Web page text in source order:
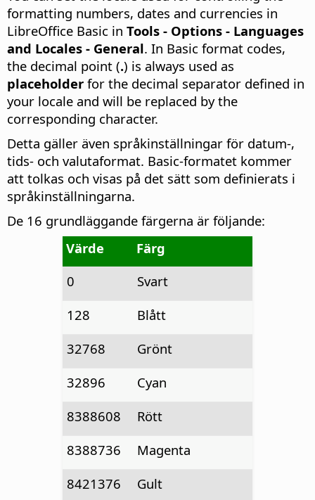
formatting numbers, dates and currencies in
LibreOffice Basic in Tools - Options - Languages
and Locales - General. In Basic format codes,
the decimal point (.) is always used as
placeholder for the decimal separator defined in
your locale and will be replaced by the
corresponding character.
Detta gäller även språkinställningar för datum-,
tids- och valutaformat. Basic-formatet kommer
att tolkas och visas på det sätt som definierats i
språkinställningarna.
De 16 grundläggande färgerna är följande:
Värde
Färg
0
Svart
128
Blått
32768
Grönt
32896
Cyan
8388608
Rött
8388736
Magenta
8421376
Gult